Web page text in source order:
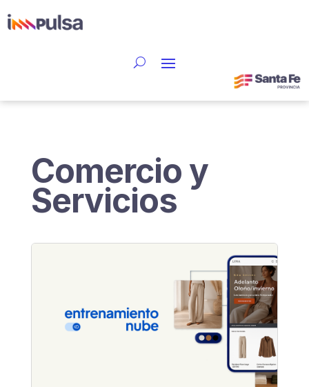
Comercio y
Servicios